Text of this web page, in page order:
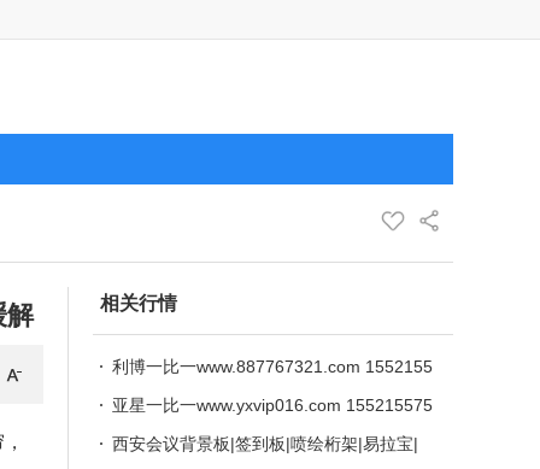
解 相关行情
利博一比一www.887767321.com 1552155
7576
亚星一比一www.yxvip016.com 155215575
76
西安会议背景板|签到板|喷绘桁架|易拉宝|